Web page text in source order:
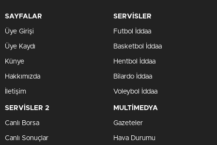
SAYFALAR
Üye Girişi
Üye Kaydı
Künye
Hakkımızda
İletişim
SERVİSLER
Futbol İddaa
Basketbol İddaa
Hentbol İddaa
Bilardo İddaa
Voleybol İddaa
SERVİSLER 2
Canlı Borsa
Canlı Sonuçlar
MULTİMEDYA
Gazeteler
Hava Durumu